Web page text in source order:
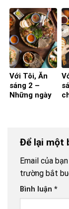
Với Tôi, Ăn
sáng 2 –
Những ngày
Để lại một
Email của
trường bắt
Bình luận *